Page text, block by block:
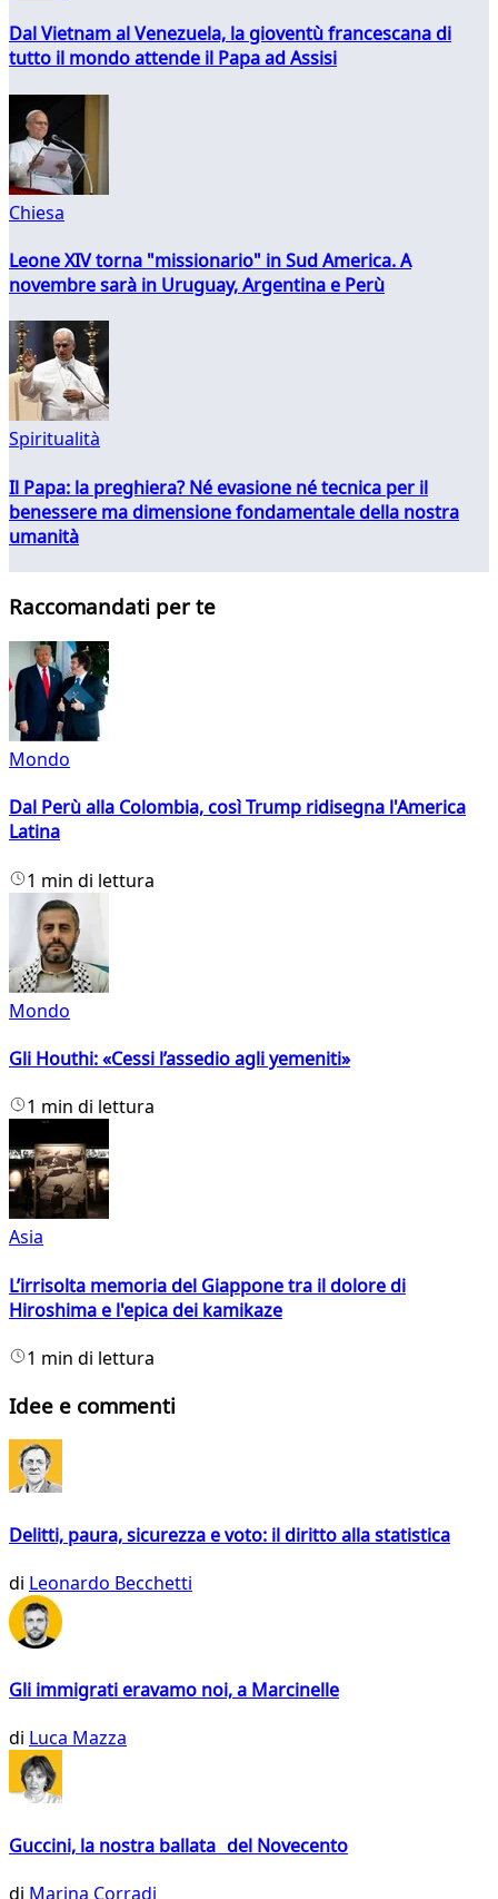
Dal Vietnam al Venezuela, la gioventù francescana di
tutto il mondo attende il Papa ad Assisi
Chiesa
Leone XIV torna "missionario" in Sud America. A
novembre sarà in Uruguay, Argentina e Perù
Spiritualità
Il Papa: la preghiera? Né evasione né tecnica per il
benessere ma dimensione fondamentale della nostra
umanità
Raccomandati per te
Mondo
Dal Perù alla Colombia, così Trump ridisegna l'America
Latina
1 min di lettura
Mondo
Gli Houthi: «Cessi l’assedio agli yemeniti»
1 min di lettura
Asia
L’irrisolta memoria del Giappone tra il dolore di
Hiroshima e l'epica dei kamikaze
1 min di lettura
Idee e commenti
Delitti, paura, sicurezza e voto: il diritto alla statistica
di Leonardo Becchetti
Gli immigrati eravamo noi, a Marcinelle
di Luca Mazza
Guccini, la nostra ballata del Novecento
di Marina Corradi